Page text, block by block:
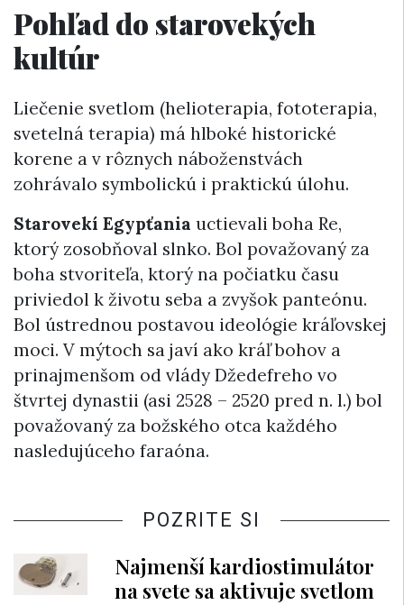
Pohľad do starovekých
kultúr
Liečenie svetlom (helioterapia, fototerapia,
svetelná terapia) má hlboké historické
korene a v rôznych náboženstvách
zohrávalo symbolickú i praktickú úlohu.
Starovekí Egypťania uctievali boha Re,
ktorý zosobňoval slnko. Bol považovaný za
boha stvoriteľa, ktorý na počiatku času
priviedol k životu seba a zvyšok panteónu.
Bol ústrednou postavou ideológie kráľovskej
moci. V mýtoch sa javí ako kráľ bohov a
prinajmenšom od vlády Džedefreho vo
štvrtej dynastii (asi 2528 – 2520 pred n. l.) bol
považovaný za božského otca každého
nasledujúceho faraóna.
POZRITE SI
Najmenší kardiostimulátor
na svete sa aktivuje svetlom